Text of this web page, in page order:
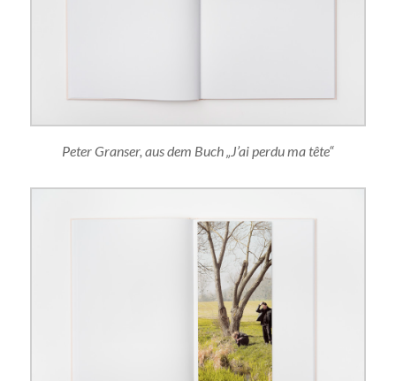
Peter Granser, aus dem Buch „J’ai perdu ma tête“